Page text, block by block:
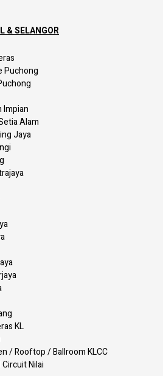
& SELANGOR
Puchong
Impian
Alam
Jaya
KL
/ Rooftop / Ballroom KLCC
Nilai